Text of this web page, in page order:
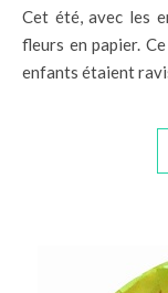
Cet été, avec les enfants, nous avons fabriqué des grosses
fleurs en papier.
enfants étaient